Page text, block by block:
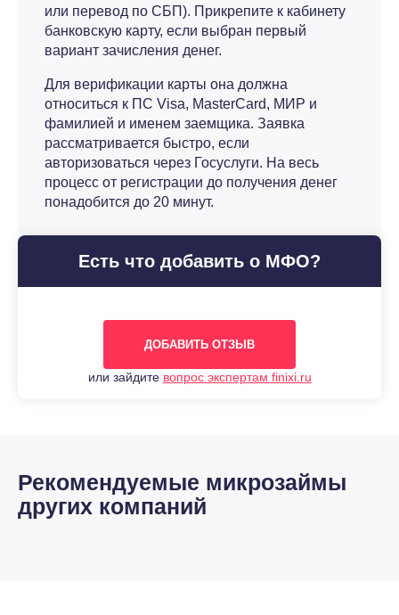
или перевод по СБП). Прикрепите к кабинету
банковскую карту, если выбран первый
вариант зачисления денег.
Для верификации карты она должна
относиться к ПС Visa, MasterCard, МИР и
фамилией и именем заемщика. Заявка
рассматривается быстро, если
авторизоваться через Госуслуги. На весь
процесс от регистрации до получения денег
понадобится до 20 минут.
Есть что добавить о МФО?
ДОБАВИТЬ ОТЗЫВ
или зайдите вопрос экспертам finixi.ru
Рекомендуемые микрозаймы
других компаний